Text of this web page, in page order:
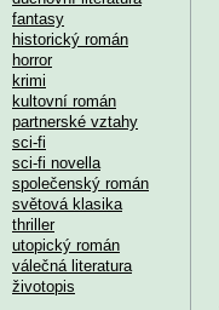
fantasy
historický román
horror
krimi
kultovní román
partnerské vztahy
sci-fi
sci-fi novella
společenský román
světová klasika
thriller
utopický román
válečná literatura
životopis